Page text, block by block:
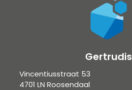
Gertrudis
Vincentiusstraat 53
4701 LN Roosendaal